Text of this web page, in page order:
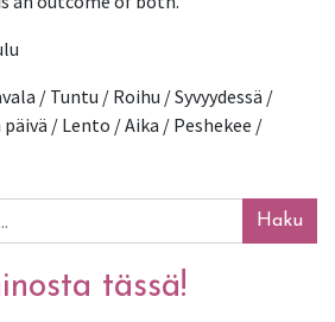
/ Tuntu / Roihu / Syvyydessä /
/ Lento / Aika / Peshekee /
tässä!